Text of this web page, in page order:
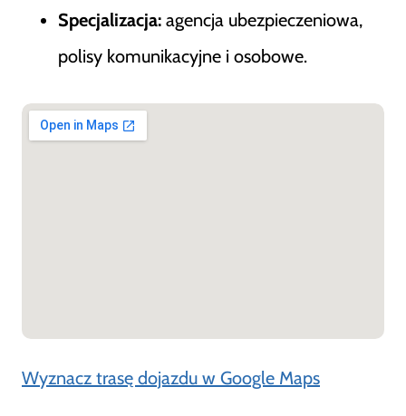
Specjalizacja: agencja ubezpieczeniowa,
polisy komunikacyjne i osobowe.
Wyznacz trasę dojazdu w Google Maps